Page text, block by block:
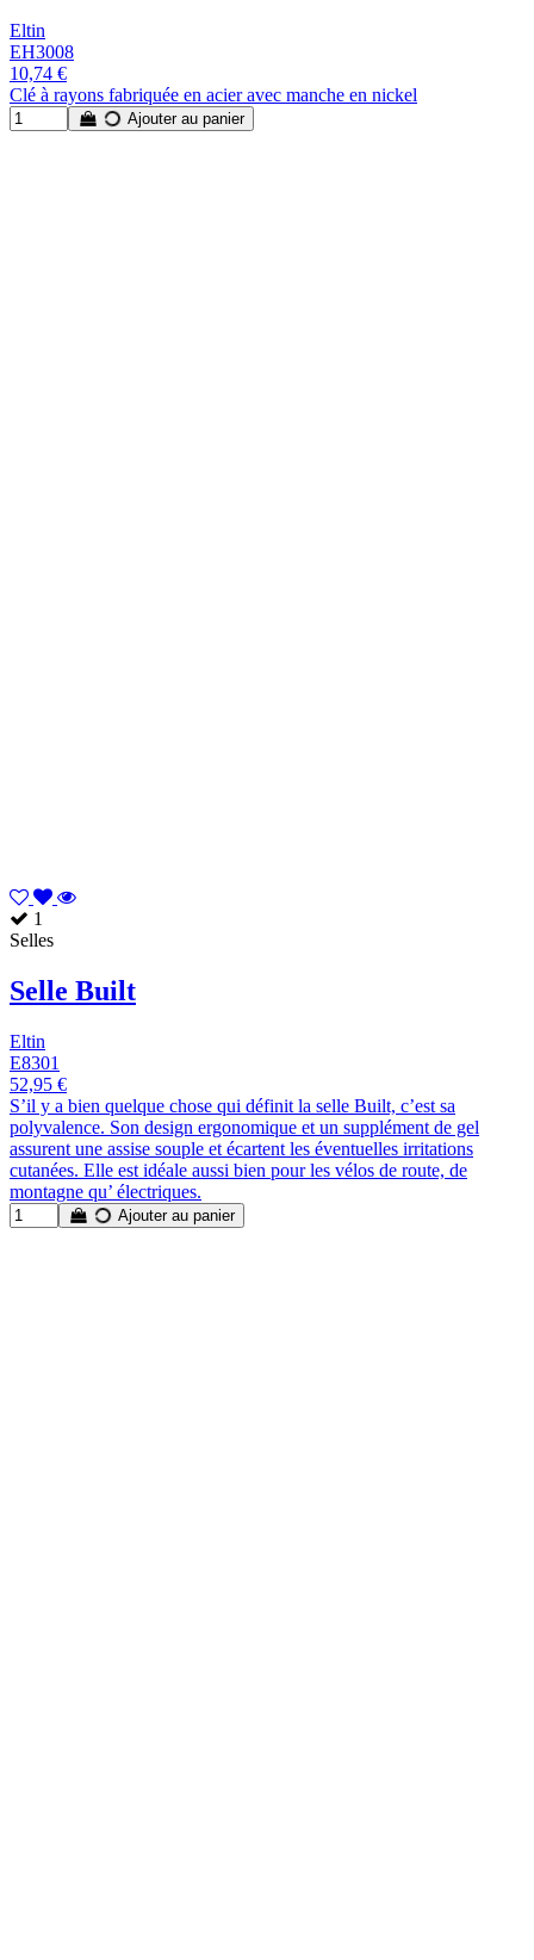
Eltin
EH3008
10,74 €
Clé à rayons fabriquée en acier avec manche en nickel
Ajouter au panier
1
Selles
Selle Built
Eltin
E8301
52,95 €
S’il y a bien quelque chose qui définit la selle Built, c’est sa
polyvalence. Son design ergonomique et un supplément de gel
assurent une assise souple et écartent les éventuelles irritations
cutanées. Elle est idéale aussi bien pour les vélos de route, de
montagne qu’ électriques.
Ajouter au panier